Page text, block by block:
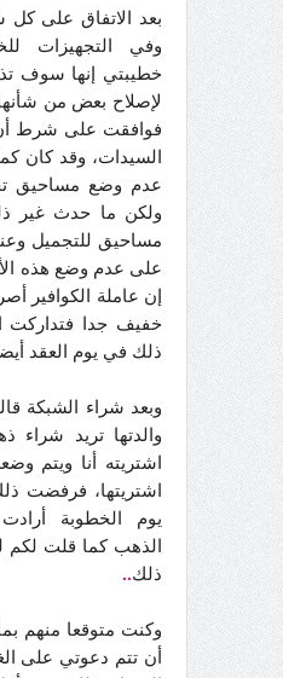
بعد الاتفاق على
وفي التجهيزات
خطيبتي إنها سوف
لإصلاح بعض من
فوافقت على شرط أن
السيدات، وقد كان
عدم وضع مساحيق
ولكن ما حدث غير
مساحيق للتجميل
على عدم وضع هذه
إن عاملة الكوافير
خفيف جدا فتداركت
ذلك في يوم العقد
وبعد شراء الشبكة
والدتها تريد شراء
اشتريته أنا ويتم
اشتريتها، فرفضت
يوم الخطوبة
الذهب كما قلت
ذلك..
وكنت متوقعا منهم
أن تتم دعوتي على